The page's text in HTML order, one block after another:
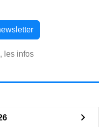
les infos